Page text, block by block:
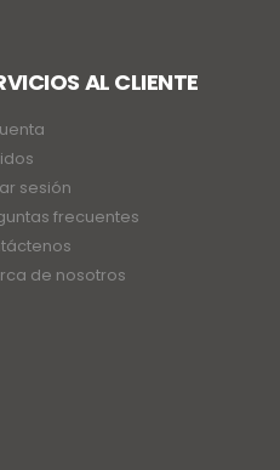
AL CLIENTE
sesión
frecuentes
de nosotros